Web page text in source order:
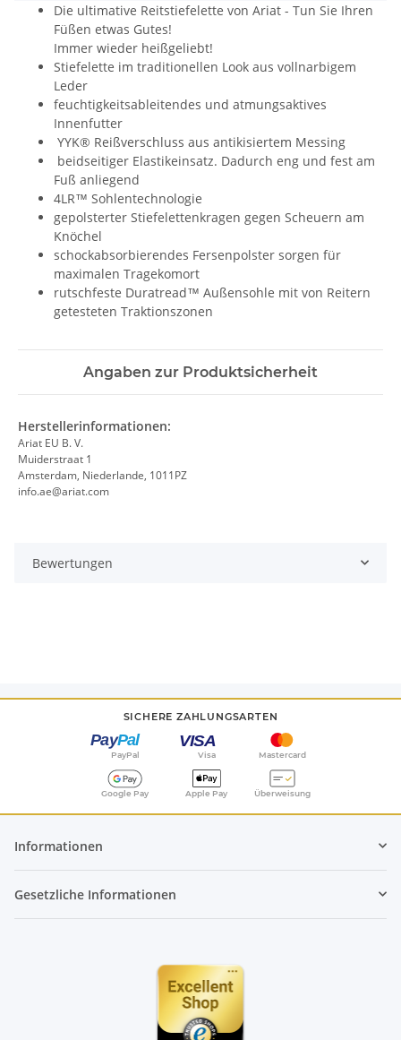
Die ultimative Reitstiefelette von Ariat - Tun Sie Ihren
Füßen etwas Gutes!
Immer wieder heißgeliebt!
Stiefelette im traditionellen Look aus vollnarbigem
Leder
feuchtigkeitsableitendes und atmungsaktives
Innenfutter
YYK® Reißverschluss aus antikisiertem Messing
beidseitiger Elastikeinsatz. Dadurch eng und fest am
Fuß anliegend
4LR™ Sohlentechnologie
gepolsterter Stiefelettenkragen gegen Scheuern am
Knöchel
schockabsorbierendes Fersenpolster sorgen für
maximalen Tragekomort
rutschfeste Duratread™ Außensohle mit von Reitern
getesteten Traktionszonen
Angaben zur Produktsicherheit
Herstellerinformationen:
Ariat EU B. V.
Muiderstraat 1
Amsterdam, Niederlande, 1011PZ
info.ae@ariat.com
Bewertungen
SICHERE ZAHLUNGSARTEN
PayPal Visa Mastercard
Google Pay Apple Pay Überweisung
Informationen
Gesetzliche Informationen